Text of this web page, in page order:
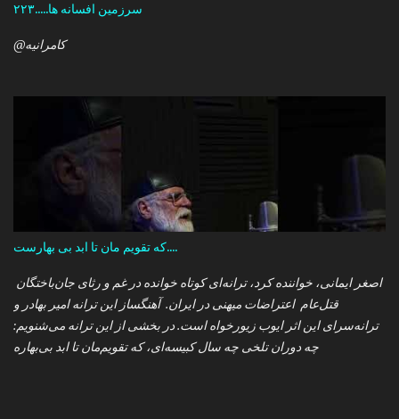
سرزمین افسانه ها.....۲۲۳
@کامرانیه
که تقویم مان تا ابد بی بهارست....
قتل‌عام اعتراضات میهنی در ایران. آهنگساز این ترانه امیر بهادر و
ترانه‌سرای این اثر ایوب زیورخواه است. در بخشی از این ترانه می‌شنویم:
چه دوران تلخی چه سال کبیسه‌ای، که تقویم‌مان تا ابد بی‌بهاره